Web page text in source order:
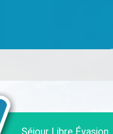
Séjour Libre Évasion